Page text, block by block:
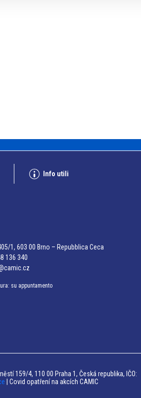
Info utili
1, 603 00 Brno – Repubblica Ceca
136 340
su appuntamento
159/4, 110 00 Praha 1, Česká republika, IČO:
| Covid opatření na akcích CAMIC